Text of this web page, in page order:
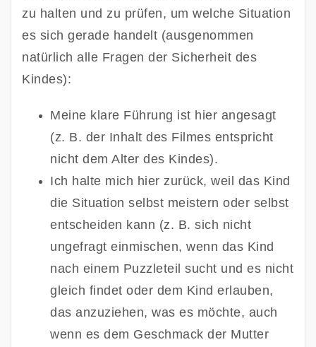
zu halten und zu prüfen, um welche Situation
es sich gerade handelt (ausgenommen
natürlich alle Fragen der Sicherheit des
Kindes):
Meine klare Führung ist hier angesagt
(z. B. der Inhalt des Filmes entspricht
nicht dem Alter des Kindes).
Ich halte mich hier zurück, weil das Kind
die Situation selbst meistern oder selbst
entscheiden kann (z. B. sich nicht
ungefragt einmischen, wenn das Kind
nach einem Puzzleteil sucht und es nicht
gleich findet oder dem Kind erlauben,
das anzuziehen, was es möchte, auch
wenn es dem Geschmack der Mutter